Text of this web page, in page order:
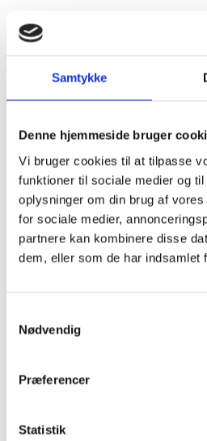
Samtykke
Denne hjemmeside bruger
Vi bruger cookies til at tilpasse
funktioner til sociale medier og
oplysninger om din brug af
for sociale medier,
partnere kan kombinere disse
dem, eller som de har indsamlet
Nødvendig
Præferencer
Statistik
Havblik
Garn Lys
Søgrøn
109
kr.75,00
Læs mere
Støvet
blå 75
kurv